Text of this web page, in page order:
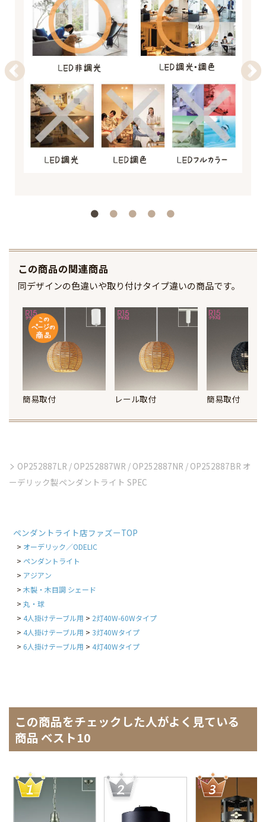
この商品の関連商品
同デザインの色違いや取り付けタイプ違いの商品です。
簡易取付 レール取付 簡易取付
OP252887LR / OP252887WR / OP252887NR / OP252887BR オ
ーデリック製ペンダントライト SPEC
ペンダントライト店ファズーTOP
オーデリック／ODELIC
ペンダントライト
アジアン
木製・木目調 シェード
丸・球
4人掛けテーブル用
2灯40W-60Wタイプ
4人掛けテーブル用
3灯40Wタイプ
6人掛けテーブル用
4灯40Wタイプ
この商品をチェックした人がよく見ている
商品 ベスト10